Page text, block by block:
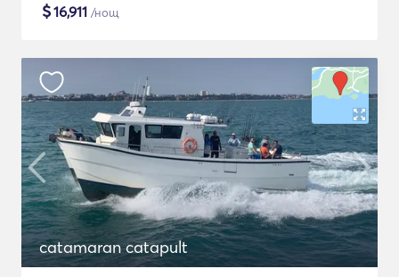
$16,911 /нощ
catamaran catapult